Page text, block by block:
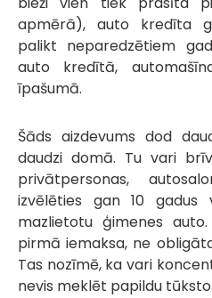
apmērā), auto kredīta
palikt neparedzētiem
auto kredītā,
īpašumā.
Šāds aizdevums dod
daudzi domā. Tu vari
privātpersonas,
izvēlēties gan 10
mazlietotu ģimenes
pirmā iemaksa, ne
Tas nozīmē, ka vari
nevis meklēt papildu